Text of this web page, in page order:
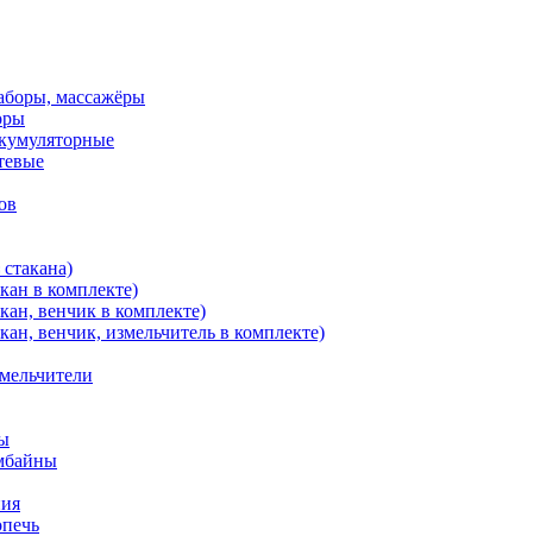
массажёры
в комплекте)
венчик в комплекте)
венчик, измельчитель в комплекте)